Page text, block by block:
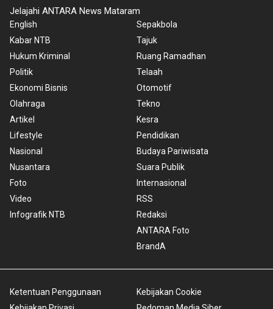
Jelajahi ANTARA News Mataram
English
Kabar NTB
Hukum Kriminal
Politik
Ekonomi Bisnis
Olahraga
Artikel
Lifestyle
Nasional
Nusantara
Foto
Video
Infografik NTB
Sepakbola
Tajuk
Ruang Ramadhan
Telaah
Otomotif
Tekno
Kesra
Pendidikan
Budaya Pariwisata
Suara Publik
Internasional
RSS
Redaksi
ANTARA Foto
BrandA
Ketentuan Penggunaan
Kebijakan Cookie